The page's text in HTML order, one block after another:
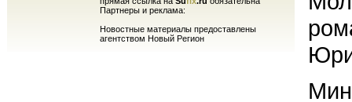
Партнеры и реклама:
Новостные материалы предоставлены
агентством Новый Регион